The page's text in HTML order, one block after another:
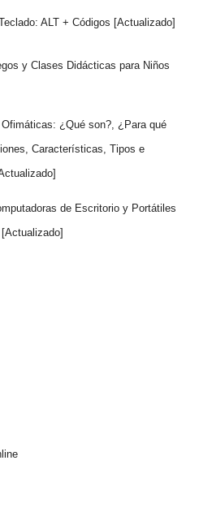
ALT + Códigos [Actualizado]
y Clases Didácticas para Niños
Ofimáticas: ¿Qué son?, ¿Para qué
Características, Tipos e
de Escritorio y Portátiles